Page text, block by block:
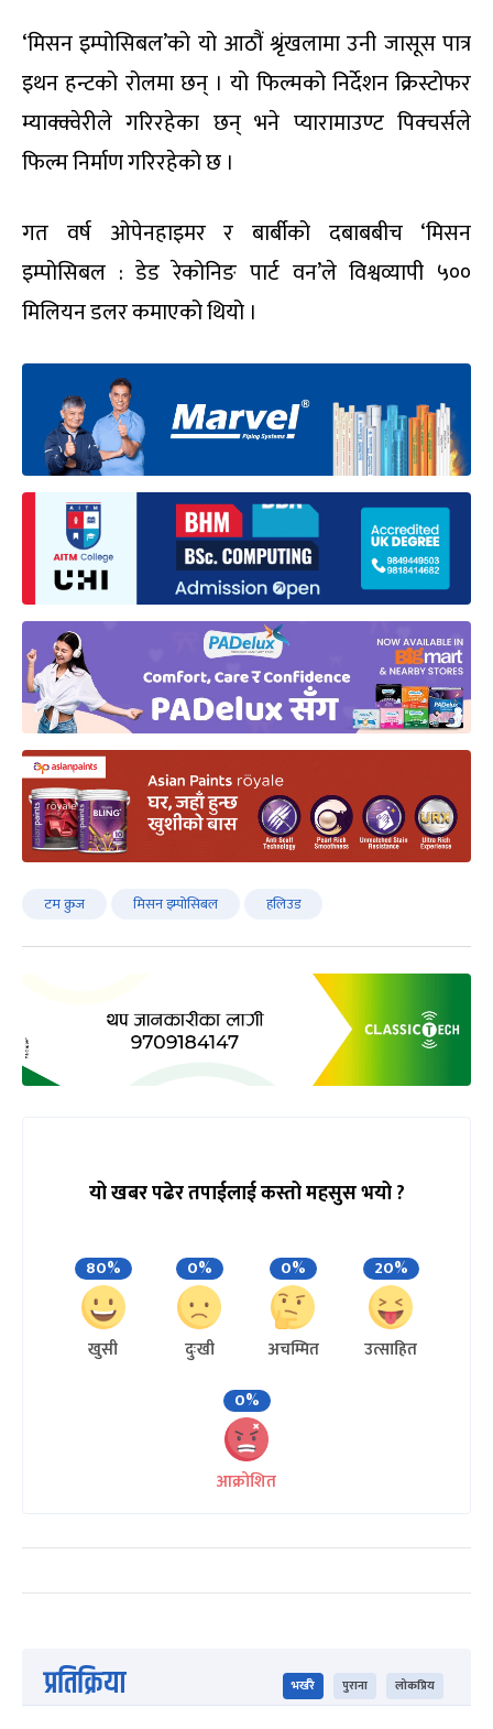
‘मिसन इम्पोसिबल’को यो आठौं श्रृंखलामा उनी जासूस पात्र
इथन हन्टको रोलमा छन् । यो फिल्मको निर्देशन क्रिस्टोफर
म्याक्क्वेरीले गरिरहेका छन् भने प्यारामाउण्ट पिक्चर्सले
फिल्म निर्माण गरिरहेको छ ।
गत वर्ष ओपेनहाइमर र बार्बीको दबाबबीच ‘मिसन
इम्पोसिबल : डेड रेकोनिङ पार्ट वन’ले विश्वव्यापी ५००
मिलियन डलर कमाएको थियो ।
टम क्रुज मिसन इम्पोसिबल हलिउड
यो खबर पढेर तपाईलाई कस्तो महसुस भयो ?
80%
खुसी
0%
दुःखी
0%
अचम्मित
20%
उत्साहित
0%
आक्रोशित
प्रतिक्रिया भर्खरै पुराना लोकप्रिय